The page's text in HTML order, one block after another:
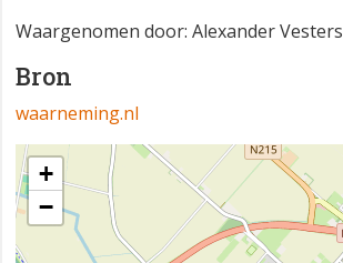
Waargenomen door: Alexander Vesters
Bron
waarneming.nl
+
−